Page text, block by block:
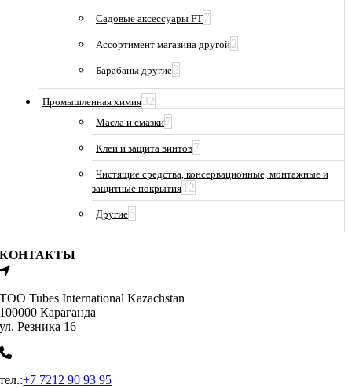
Садовые аксессуары FT7
Ассортимент магазина другой2
Барабаны другие2
Промышленная химия32
Масла и смазки7
Клеи и защита винтов7
Чистящие средства, консервационные, монтажные и
защитные покрытия 12
Другие6
КОНТАКТЫ
ТОО Tubes International Kazachstan
100000 Караганда
ул. Резника 16
тел.:+7 7212 90 93 95